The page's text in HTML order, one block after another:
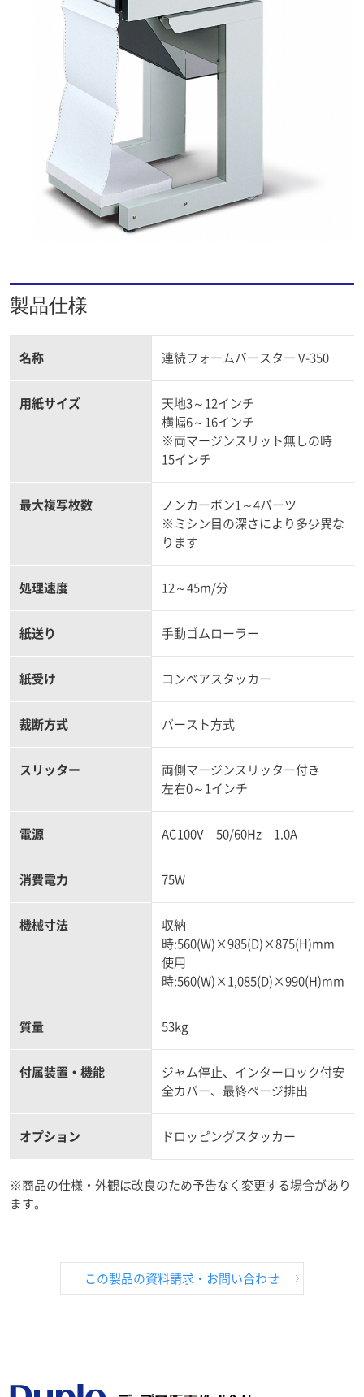
製品仕様
名称 連続フォームバースター V-350
用紙サイズ
天地3～12インチ
横幅6～16インチ
※両マージンスリット無しの時
15インチ
最大複写枚数
ノンカーボン1～4パーツ
※ミシン目の深さにより多少異な
ります
処理速度 12～45m/分
紙送り 手動ゴムローラー
紙受け コンベアスタッカー
裁断方式 バースト方式
スリッター
両側マージンスリッター付き
左右0～1インチ
電源 AC100V 50/60Hz 1.0A
消費電力 75W
機械寸法
収納
時:560(W)×985(D)×875(H)mm
使用
時:560(W)×1,085(D)×990(H)mm
質量 53kg
付属装置・機能
ジャム停止、インターロック付安
全カバー、最終ページ排出
オプション ドロッピングスタッカー
※商品の仕様・外観は改良のため予告なく変更する場合があり
ます。
この製品の資料請求・お問い合わせ